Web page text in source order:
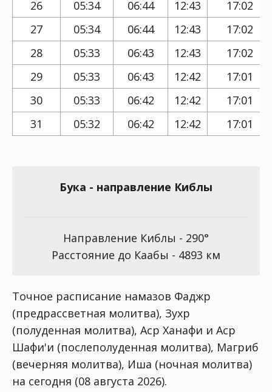
26 05:34 06:44 12:43
17:02
27
05:34 06:44 12:43
17:02
28
05:33 06:43 12:43
17:02
29
05:33 06:43 12:42
17:01
30
05:33 06:42 12:42
17:01
31
05:32 06:42 12:42 17:01
Бука - направление Киблы
Направление Киблы - 290°
Расстояние до Каабы - 4893 км
Точное расписание намазов Фаджр
(предрассветная молитва), Зухр
(полуденная молитва), Аср Ханафи и Аср
Шафи'и (послеполуденная молитва), Магриб
(вечерняя молитва), Иша (ночная молитва)
на сегодня (08 августа 2026).